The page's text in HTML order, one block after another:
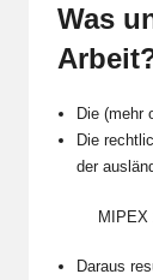
Was
Die (mehr
Die
der
MIPEX
Daraus